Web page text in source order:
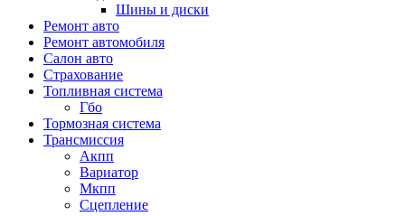
Шины и диски
Ремонт авто
Ремонт автомобиля
Салон авто
Страхование
Топливная система
Гбо
Тормозная система
Трансмиссия
Акпп
Вариатор
Мкпп
Сцепление